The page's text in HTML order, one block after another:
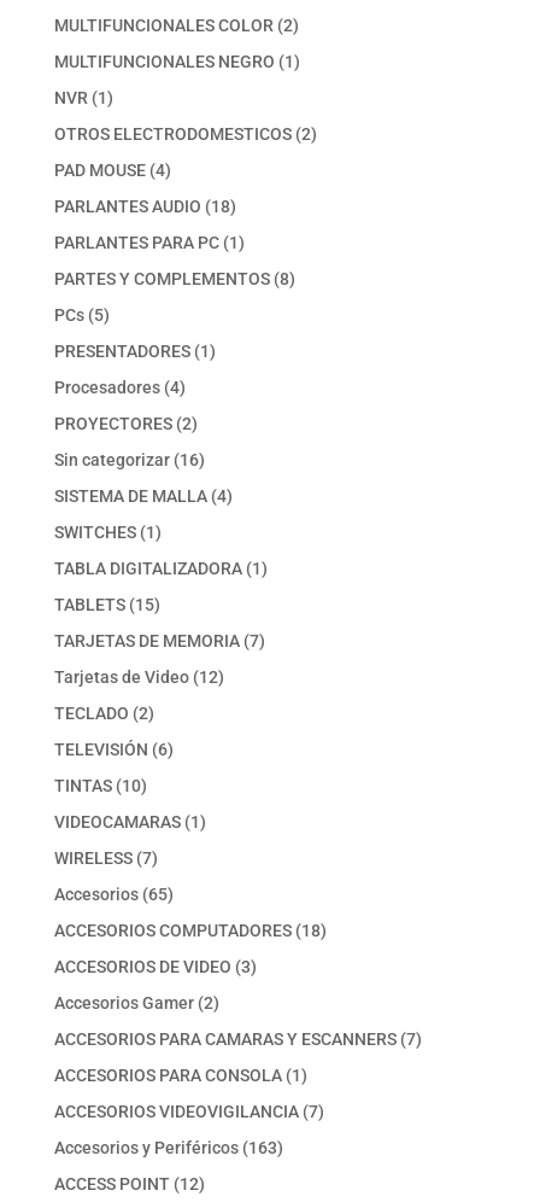
productos
MULTIFUNCIONALES COLOR 22
productos
MULTIFUNCIONALES NEGRO 11
NVR 11
producto
OTROS ELECTRODOMESTICOS 22
PAD MOUSE 44
productos
PARLANTES AUDIO 1818
productos
PARLANTES PARA PC 11
producto
PARTES Y COMPLEMENTOS 88
PCs 55
productos
PRESENTADORES 11
Procesadores 44
productos
PROYECTORES 22
productos
Sin categorizar 1616
productos
SISTEMA DE MALLA 44
SWITCHES 11
producto
TABLA DIGITALIZADORA 11
TABLETS 1515
productos
TARJETAS DE MEMORIA 77
Tarjetas de Video 1212
TECLADO 22
productos
TELEVISIÓN 66
TINTAS 1010
productos
VIDEOCAMARAS 11
WIRELESS 77
productos
Accesorios 6565
productos
ACCESORIOS COMPUTADORES 1818
ACCESORIOS DE VIDEO 33
Accesorios Gamer 22
productos
ACCESORIOS PARA CAMARAS Y ESCANNERS 77
ACCESORIOS PARA CONSOLA 11
producto
ACCESORIOS VIDEOVIGILANCIA 77
Accesorios y Periféricos 163163
ACCESS POINT 1212